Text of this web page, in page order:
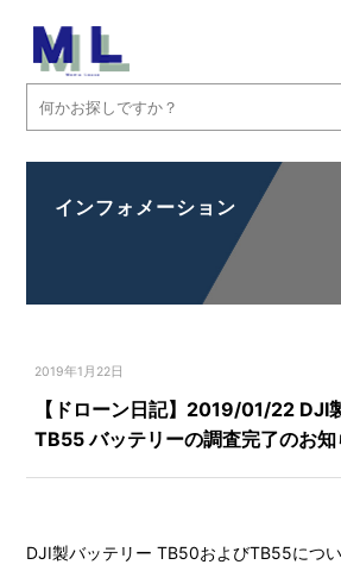
インフォメーション
2019年1月22日
【ドローン日記】2019/01/22 DJI
TB55 バッテリーの調査完了のお知
DJI製バッテリー TB50およびTB55につ